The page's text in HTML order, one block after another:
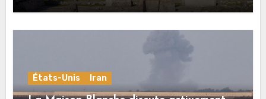
États-Unis Iran